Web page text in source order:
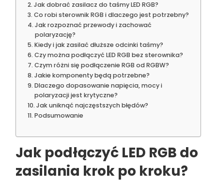
Jak dobrać zasilacz do taśmy LED RGB?
Co robi sterownik RGB i dlaczego jest potrzebny?
Jak rozpoznać przewody i zachować
polaryzację?
Kiedy i jak zasilać dłuższe odcinki taśmy?
Czy można podłączyć LED RGB bez sterownika?
Czym różni się podłączenie RGB od RGBW?
Jakie komponenty będą potrzebne?
Dlaczego dopasowanie napięcia, mocy i
polaryzacji jest krytyczne?
Jak uniknąć najczęstszych błędów?
Podsumowanie
Jak podłączyć LED RGB do
zasilania krok po kroku?